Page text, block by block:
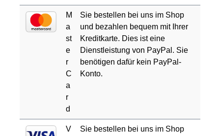
M
a
st
e
r
C
a
r
d
Sie bestellen bei uns im Shop
und bezahlen bequem mit Ihrer
Kreditkarte. Dies ist eine
Dienstleistung von PayPal. Sie
benötigen dafür kein PayPal-
Konto.
V
Sie bestellen bei uns im Shop